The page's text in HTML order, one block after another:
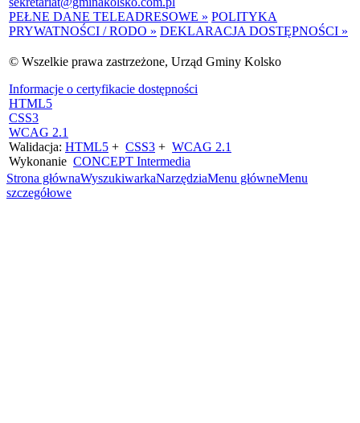
PEŁNE DANE TELEADRESOWE » POLITYKA
PRYWATNOŚCI / RODO » DEKLARACJA DOSTĘPNOŚCI »
© Wszelkie prawa zastrzeżone, Urząd Gminy Kolsko
Informacje o certyfikacie dostępności
HTML5
CSS3
WCAG 2.1
Walidacja: HTML5 + CSS3 + WCAG 2.1
Wykonanie CONCEPT Intermedia
Strona głównaWyszukiwarkaNarzędziaMenu główneMenu
szczegółowe